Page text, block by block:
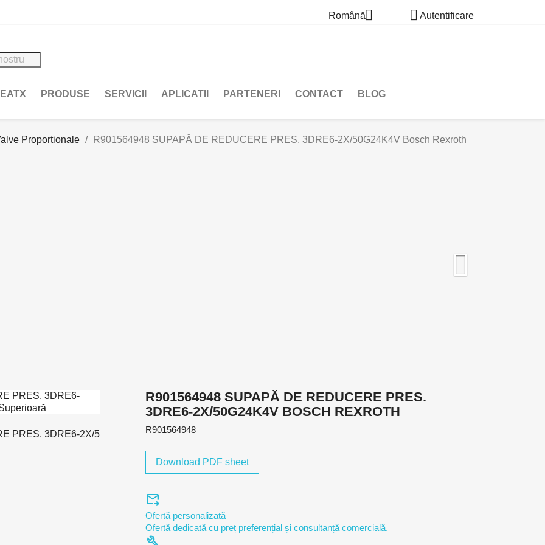
Română  Autentificare
PRODUSE SERVICII APLICATII PARTENERI CONTACT BLOG
Proportionale R901564948 SUPAPĂ DE REDUCERE PRES. 3DRE6-2X/50G24K4V Bosch Rexroth

R901564948 SUPAPĂ DE REDUCERE PRES.
3DRE6-2X/50G24K4V BOSCH REXROTH
R901564948
Download PDF sheet
forward_to_inbox
Ofertă personalizată
Ofertă dedicată cu preț preferențial și consultanță comercială.
build